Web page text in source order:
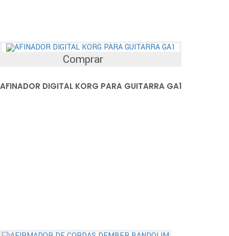
Comprar
AFINADOR DIGITAL KORG PARA GUITARRA GA1